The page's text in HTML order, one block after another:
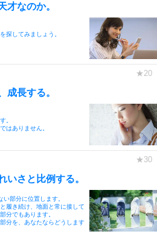
才なのか。
探してみましょう。
成長する。
。
はありません。
いさと比例する。
部分に位置します。
履き続け、地面と常に接して
分でもあります。
分を、あなたならどうします